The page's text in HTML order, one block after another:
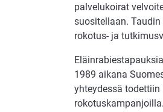
palvelukoirat
suositellaan.
rokotus- ja
1989 aikana
yhteydessä